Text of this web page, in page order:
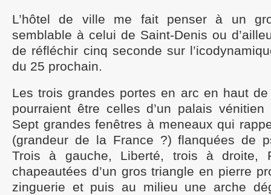
L’hôtel de ville me fait penser à un
semblable à celui de Saint-Denis ou
de réfléchir cinq seconde sur
du 25 prochain.
Les trois grandes portes en arc en haut de
pourraient être celles d’un palais
Sept grandes fenêtres à meneaux qui
(grandeur de la France ?) flanquées de
Trois à gauche, Liberté, trois à droite,
chapeautées d’un gros triangle en pierre
zinguerie et puis au milieu une arche